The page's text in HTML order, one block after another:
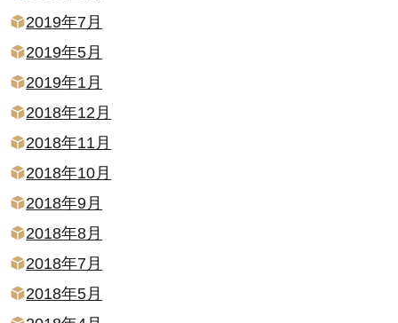
2019年7月
2019年5月
2019年1月
2018年12月
2018年11月
2018年10月
2018年9月
2018年8月
2018年7月
2018年5月